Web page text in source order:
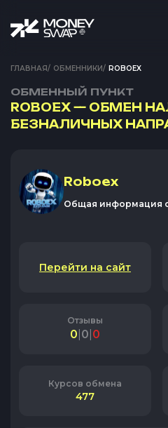
ГЛАВНАЯ/ ОБМЕННИКИ/ ROBOEX
ОБМЕННЫЙ ПУНКТ
ROBOEX — ОБМЕН
БЕЗНАЛИЧНЫХ
Roboex
Общая информация
Перейти на сайт
Отзывы
0 0 0
Курсов обмена
477